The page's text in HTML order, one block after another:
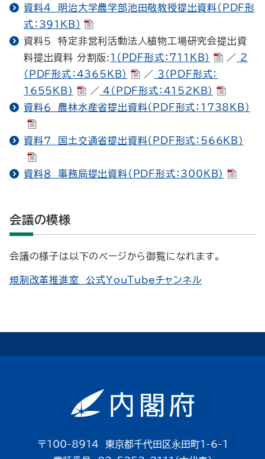
資料４ 明治大学農学部池田敬教授提出資料（PDF形
式：391KB）
資料５ 特定非営利活動法人植物工場研究会提出資
料提出資料 分割版:１（PDF形式：711KB） ／
２
（PDF形式：4365KB）
／ ３（PDF形式：
1655KB）
／ ４（PDF形式：4152KB）
資料６ 農林水産省提出資料（PDF形式：1738KB）
資料７ 国土交通省提出資料（PDF形式：566KB）
資料８ 事務局提出資料（PDF形式：300KB）
会議の模様
会議の様子は以下のページから御覧になれます。
規制改革推進室 公式YouTubeチャンネル
〒100-8914 東京都千代田区永田町1-6-1